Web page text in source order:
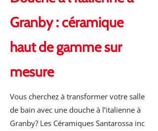
Granby : céramique
haut de gamme sur
mesure
Vous cherchez à transformer votre salle
de bain avec une douche à l’italienne à
Granby? Les Céramiques Santarossa inc